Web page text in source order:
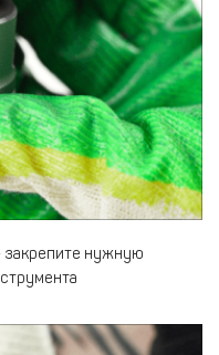
закрепите нужную